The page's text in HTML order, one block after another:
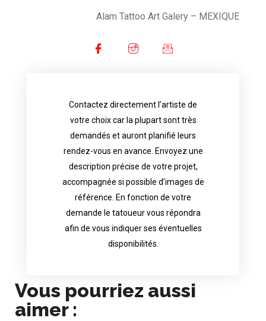
Alam Tattoo Art Galery – MEXIQUE
Contactez directement l’artiste de
votre choix car la plupart sont très
demandés et auront planifié leurs
rendez-vous en avance. Envoyez une
description précise de votre projet,
accompagnée si possible d’images de
référence. En fonction de votre
demande le tatoueur vous répondra
afin de vous indiquer ses éventuelles
disponibilités.
Contact directly the artist of your
choice because most are in great
appointments in advance. Send an
accurate description of your project, if
possible attached with reference
images. Depending your request, the
tattoo artist will answer to tell you his
Vous pourriez aussi
aimer :